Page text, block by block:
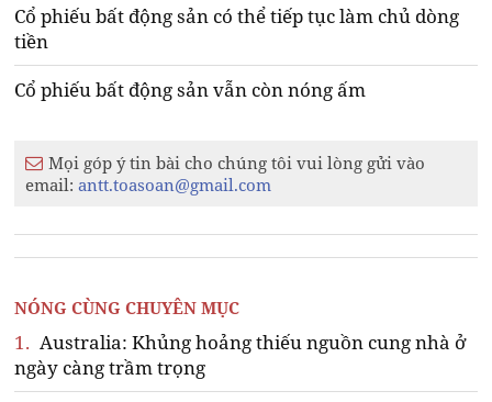
Cổ phiếu bất động sản có thể tiếp tục làm chủ dòng
tiền
Cổ phiếu bất động sản vẫn còn nóng ấm
Mọi góp ý tin bài cho chúng tôi vui lòng gửi vào
email:antt.toasoan@gmail.com
NÓNG CÙNG CHUYÊN MỤC
1. Australia: Khủng hoảng thiếu nguồn cung nhà ở
ngày càng trầm trọng